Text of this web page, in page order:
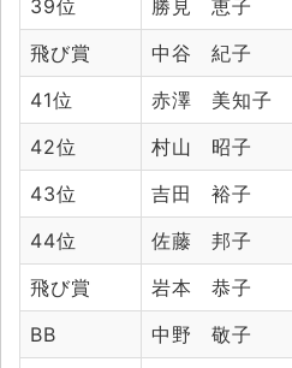
39位
勝見 恵子
飛び賞
中谷 紀子
41位
赤澤 美知子
42位
村山 昭子
43位
吉田 裕子
44位
佐藤 邦子
飛び賞
岩本 恭子
BB
中野 敬子